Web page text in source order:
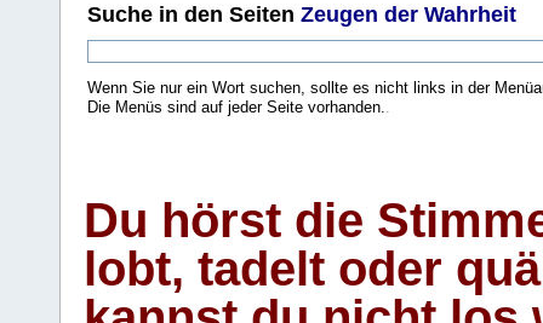
Suche in den Seiten Zeugen der Wahrheit
Wenn Sie nur ein Wort suchen, sollte es nicht links in der
Die Menüs sind auf jeder Seite vorhanden.
Du hörst die
lobt, tadelt oder